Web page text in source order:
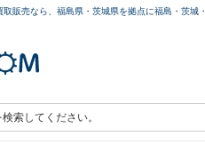
販売なら、福島県・茨城県を拠点に福島・茨城